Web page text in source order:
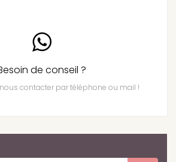
de conseil ?
contacter par téléphone ou mail !